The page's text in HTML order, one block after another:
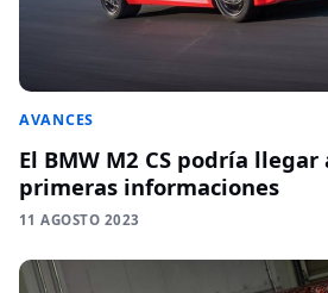
AVANCES
El BMW M2 CS podría llegar
primeras informaciones
11 AGOSTO 2023